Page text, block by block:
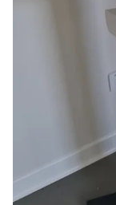
ZI Sud – 2 rue
Made with ❤️ in